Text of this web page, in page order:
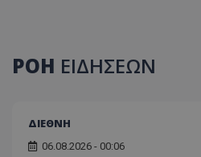
ΡΟΗ ΕΙΔΗΣΕΩΝ
ΔΙΕΘΝΗ
06.08.2026 - 00:06